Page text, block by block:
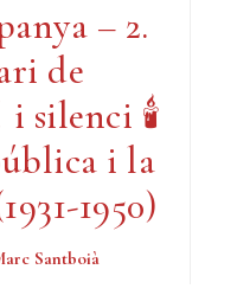
– 2.
de
silenci 🕯️
i la
1950)
Santboià